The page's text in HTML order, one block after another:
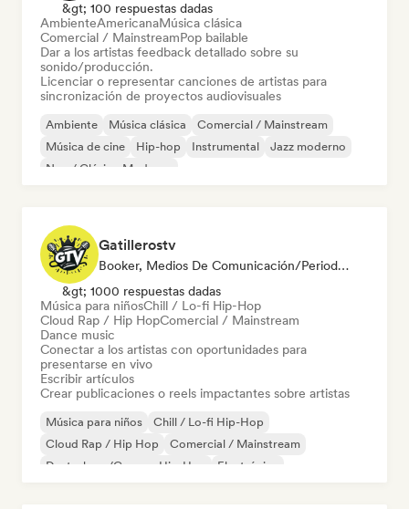
&gt; 100 respuestas dadas
AmbienteAmericanaMúsica clásica
Comercial / MainstreamPop bailable
Dar a los artistas feedback detallado sobre su
sonido/producción.
Licenciar o representar canciones de artistas para
sincronización de proyectos audiovisuales
Ambiente Música clásica
Comercial / Mainstream
Música de cine
Hip-hop Instrumental
Jazz moderno
Neo / Clásico Moderno
Gatillerostv
Booker, Medios De Comunicación/Periodista, Social Media Influencer
&gt; 1000 respuestas dadas
Música para niñosChill / Lo-fi Hip-Hop
Cloud Rap / Hip HopComercial / Mainstream
Dance music
Conectar a los artistas con oportunidades para
presentarse en vivo
Escribir artículos
Crear publicaciones o reels impactantes sobre artistas
Música para niños
Chill / Lo-fi Hip-Hop
Cloud Rap / Hip Hop
Comercial / Mainstream
Deutschrap/German Hip-Hop
Electrónica